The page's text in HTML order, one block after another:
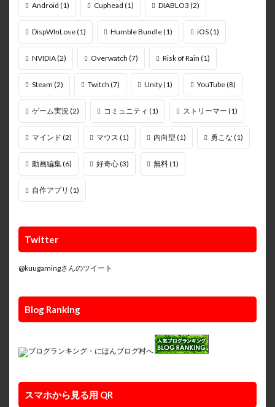
Android (1) Cuphead (1) DIABLO3 (2)
DispWInLose(1) Humble Bundle(1) iOS(1)
NVIDIA(2) Overwatch (7) Risk of Rain (1)
Steam (2) Twitch (7) Unity(1) YouTube(8)
ゲーム実況(2) コミュニティ (1) ストリーマー (1)
マインド (2) マウス (1) 内向型 (1) 勇こな (1)
動画編集(6) 好奇心(3) 無料(1)
自作アプリ (1)
Twitter
@kuugamingさんのツイート
Blog Ranking
スマホから見る用 QR